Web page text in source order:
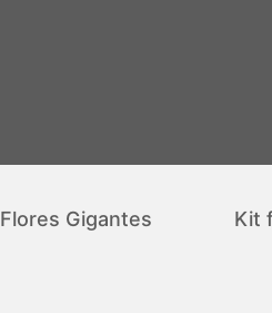
Flores Gigantes Kit